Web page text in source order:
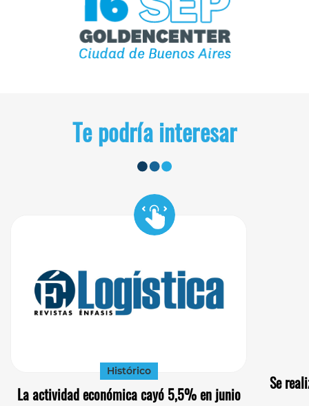
Te podría interesar
Histórico
La actividad económica cayó 5,5% en junio
Se